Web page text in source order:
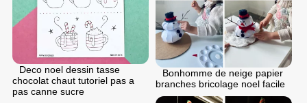
Bonhomme de neige papier
branches bricolage noel facile
Deco noel dessin tasse
chocolat chaut tutoriel pas a
pas canne sucre